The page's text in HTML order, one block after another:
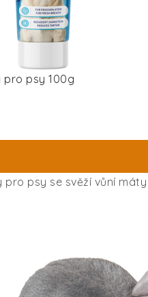
psy 100g
psy se svěží vůní